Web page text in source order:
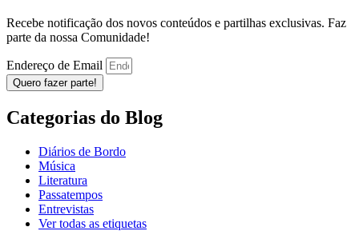
Recebe notificação dos novos conteúdos e partilhas exclusivas. Faz
parte da nossa Comunidade!
Endereço de Email
Quero fazer parte!
Categorias do Blog
Diários de Bordo
Música
Literatura
Passatempos
Entrevistas
Ver todas as etiquetas